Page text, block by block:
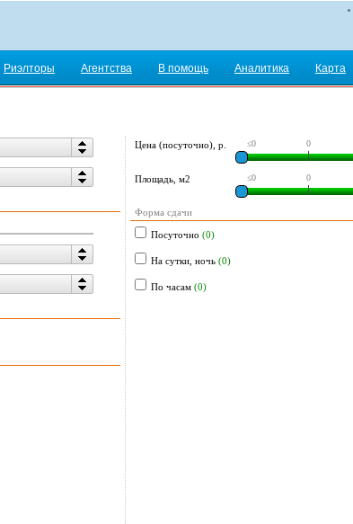
Риэлторы Агентства В помощь Аналитика Карта
Цена (посуточно), р. ≤0 0
Площадь, м2 ≤0 0
Форма сдачи
Посуточно (0)
На сутки, ночь (0)
По часам (0)